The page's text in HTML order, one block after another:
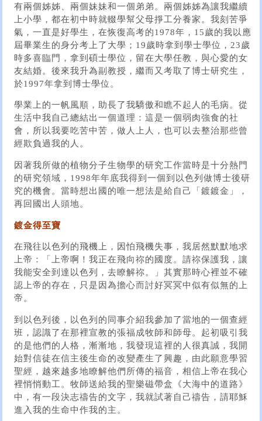
有兩個姊姊、兩個妹妹和一個弟弟。兩個姊姊為讓我繼續
上小學，都在初中時就輟學幫父母掙工分養家。我刻苦爭
氣，一直是好學生，在恢復高考的1978年，15歲的我以應
屆畢業生的身分考上了大學；19歲時拿到學士學位，23歲
時多喜臨門，拿到碩士學位，留在大學任教，與心愛的女
友結婚。後來我升為副教授，繼而又考取了博士研究生，
於1997年拿到博士學位。
學業上的一帆風順，助長了我驕傲和瞧不起人的毛病。從
生活中我自己總結出一個道理：這是一個弱肉強食的社
會，所以我要吃苦中苦，做人上人，也可以去整治那些曾
經欺負過我的人。
因著我所做的植物分子生物學的研究工作當時是十分熱門
的研究領域，1998年年底我得到一個到以色列做博士後研
究的機會。當時想出國的唯一想法是給自己「鍍鍍金」，
再回國出人頭地。
鍍金得至寶
在飛往以色列的飛機上，因怕飛機失事，我居然默默地求
上帝：「上帝啊！我正在飛向祢的國度。請祢保護我，讓
我能安全到達以色列，去瞭解祢。」其實那時心裡並不確
認上帝的存在，只是因為擔心而討好冥冥中似有似無的上
帝。
到以色列後，以色列的同事介紹我參加了當地的一個查經
班，認識了在那裡宣教的張福成牧師和師母。起初吸引我
的是他們的人格，漸漸地，我發現這裡的人很真誠，我開
始對信徒在信主後生命的改變產生了興趣，由此願意學習
聖經，越來越多地瞭解他們所傳的福音，相信上帝在我心
裡悄悄動工。牧師送給我的聖樂磁帶盒《大海中的道路》
中，有一段決志禱告的文字，我就試著自己禱告，請耶穌
進入我的生命中作我的主。